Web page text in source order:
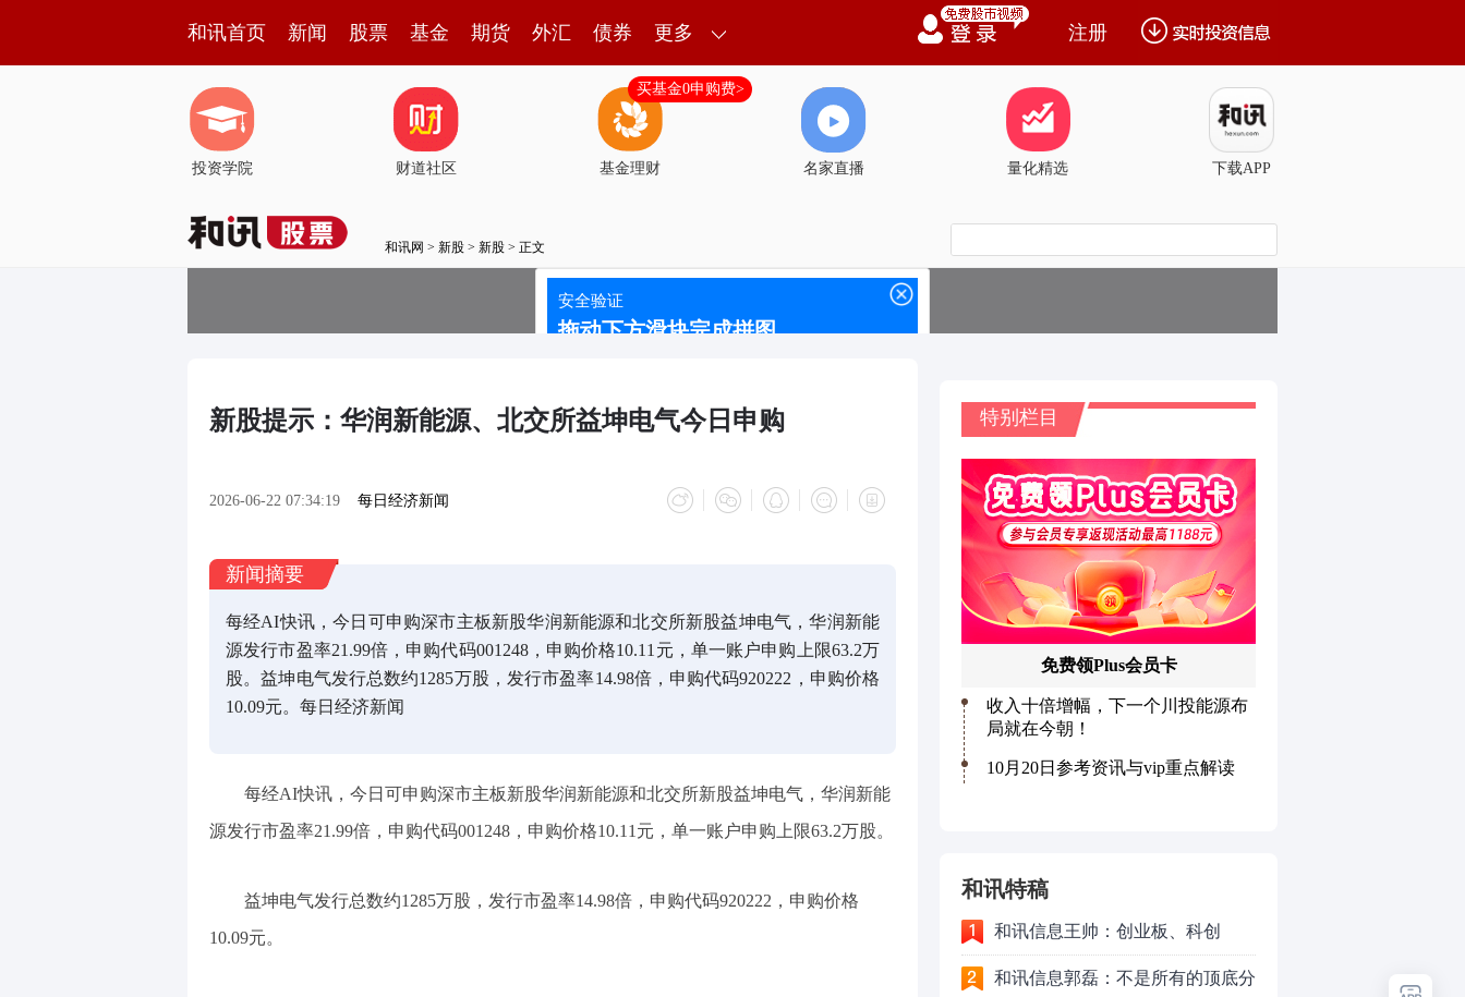
和讯首页 新闻 股票 基金 期货 外汇 债券 更多 注册
投资学院 财道社区 基金理财
买基金0申购费>
名家直播 量化精选 下载APP
和讯网 > 新股 > 新股 > 正文
新股提示：华润新能源、北交所益坤电气今日申购
2026-06-22 07:34:19 每日经济新闻
新闻摘要
每经AI快讯，今日可申购深市主板新股华润新能源和北交所新股益坤电气，华润新能
源发行市盈率21.99倍，申购代码001248，申购价格10.11元，单一账户申购上限63.2万
股。益坤电气发行总数约1285万股，发行市盈率14.98倍，申购代码920222，申购价格
10.09元。每日经济新闻
每经AI快讯，今日可申购深市主板新股华润新能源和北交所新股益坤电气，华润新能
源发行市盈率21.99倍，申购代码001248，申购价格10.11元，单一账户申购上限63.2万股。
益坤电气发行总数约1285万股，发行市盈率14.98倍，申购代码920222，申购价格
10.09元。
和讯特稿
和讯信息王帅：创业板、科创
50VS银行，底部区间与顶部区间
和讯信息郭磊：不是所有的顶底分